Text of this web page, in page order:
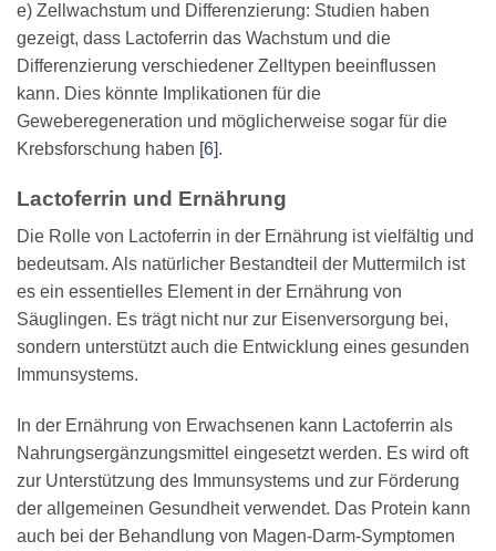
e) Zellwachstum und Differenzierung: Studien haben
gezeigt, dass Lactoferrin das Wachstum und die
Differenzierung verschiedener Zelltypen beeinflussen
kann. Dies könnte Implikationen für die
Geweberegeneration und möglicherweise sogar für die
Krebsforschung haben [6].
Lactoferrin und Ernährung
Die Rolle von Lactoferrin in der Ernährung ist vielfältig und
bedeutsam. Als natürlicher Bestandteil der Muttermilch ist
es ein essentielles Element in der Ernährung von
Säuglingen. Es trägt nicht nur zur Eisenversorgung bei,
sondern unterstützt auch die Entwicklung eines gesunden
Immunsystems.
In der Ernährung von Erwachsenen kann Lactoferrin als
Nahrungsergänzungsmittel eingesetzt werden. Es wird oft
zur Unterstützung des Immunsystems und zur Förderung
der allgemeinen Gesundheit verwendet. Das Protein kann
auch bei der Behandlung von Magen-Darm-Symptomen